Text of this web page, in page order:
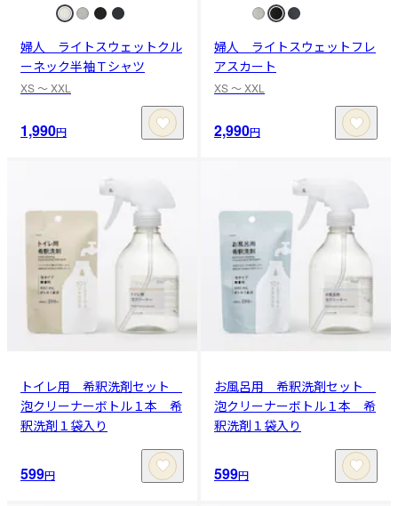
婦人 ライトスウェットクル
ーネック半袖Ｔシャツ
XS 〜 XXL
1,990円
婦人 ライトスウェットフレ
アスカート
XS 〜 XXL
2,990円
トイレ用 希釈洗剤セット
泡クリーナーボトル１本 希
釈洗剤１袋入り
599円
お風呂用 希釈洗剤セット
泡クリーナーボトル１本 希
釈洗剤１袋入り
599円